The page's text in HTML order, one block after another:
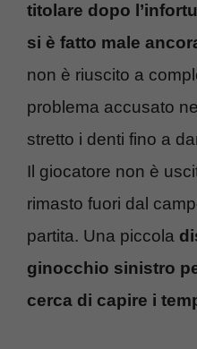
titolare dopo
si è fatto male
non è riuscito a
problema accusato
stretto i denti fino a
Il giocatore non è
rimasto fuori dal
partita. Una piccola
ginocchio sinistro
cerca di capire i